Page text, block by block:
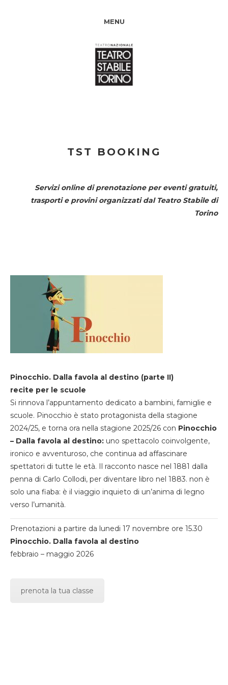
MENU
TST BOOKING
Servizi online di prenotazione per eventi gratuiti,
trasporti e provini organizzati dal Teatro Stabile di
Torino
Pinocchio. Dalla favola al destino (parte II)
recite per le scuole
Si rinnova l’appuntamento dedicato a bambini, famiglie e
scuole. Pinocchio è stato protagonista della stagione
2024/25, e torna ora nella stagione 2025/26 con Pinocchio
– Dalla favola al destino: uno spettacolo coinvolgente,
ironico e avventuroso, che continua ad affascinare
spettatori di tutte le età. Il racconto nasce nel 1881 dalla
penna di Carlo Collodi, per diventare libro nel 1883. non è
solo una fiaba: è il viaggio inquieto di un’anima di legno
verso l’umanità.
Prenotazioni a partire da lunedi 17 novembre ore 15.30
Pinocchio. Dalla favola al destino
febbraio – maggio 2026
prenota la tua classe